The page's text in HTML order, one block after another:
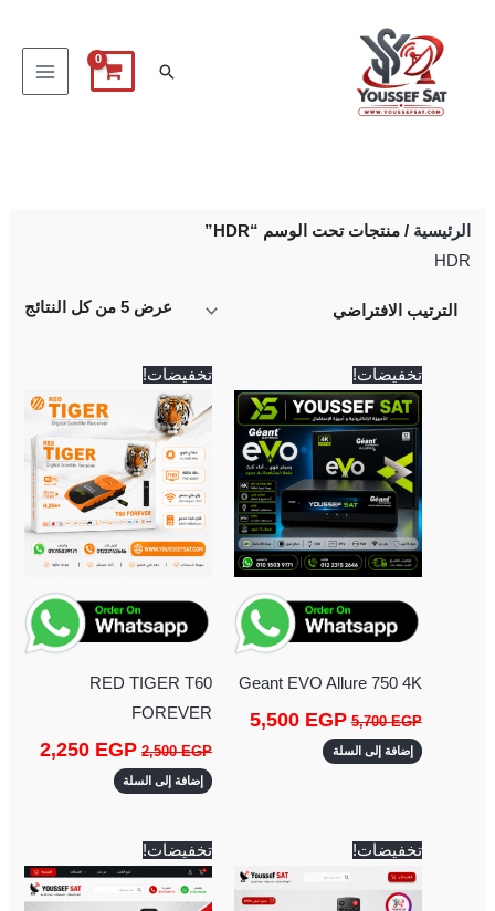
البحث
الرئيسية / منتجات تحت الوسم “HDR”
HDR
عرض ⁦5⁩ من كل النتائج
تخفيضات!
Geant EVO Allure 750 4K
5,700EGP
الأصلي
هو:
5,700 EGP.
5,500 EGP
الحالي
5,500 EGP.
إضافة إلى السلة
تخفيضات!
RED TIGER T60
FOREVER
2,500EGP
2,500 EGP.
2,250 EGP
هو:
إضافة إلى السلة
تخفيضات!السعر
الأصلي
هو:
750 EGP.
هو:
700 EGP.
تخفيضات!السعر
الأصلي
هو:
الحالي
هو:
350 EGP.